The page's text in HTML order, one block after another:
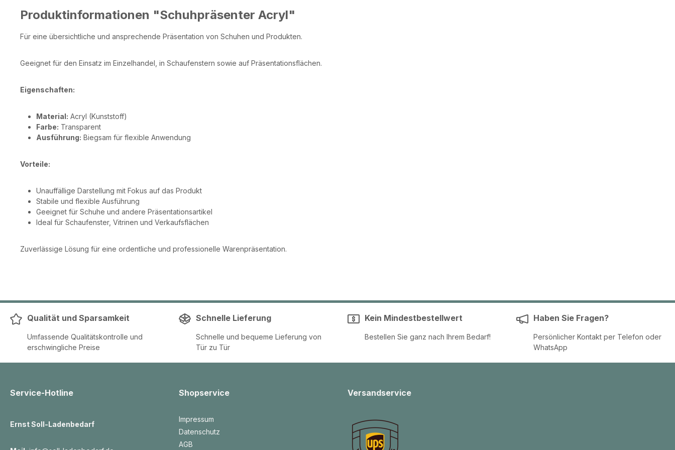
Produktinformationen "Schuhpräsenter Acryl"
Für eine übersichtliche und ansprechende Präsentation von Schuhen und Produkten.
Geeignet für den Einsatz im Einzelhandel, in Schaufenstern sowie auf Präsentationsflächen.
Eigenschaften:
Material: Acryl (Kunststoff)
Farbe: Transparent
Ausführung: Biegsam für flexible Anwendung
Vorteile:
Unauffällige Darstellung mit Fokus auf das Produkt
Stabile und flexible Ausführung
Geeignet für Schuhe und andere Präsentationsartikel
Ideal für Schaufenster, Vitrinen und Verkaufsflächen
Zuverlässige Lösung für eine ordentliche und professionelle Warenpräsentation.
Qualität und Sparsamkeit
Umfassende Qualitätskontrolle und
erschwingliche Preise
Schnelle Lieferung
Schnelle und bequeme Lieferung von
Tür zu Tür
Kein Mindestbestellwert
Bestellen Sie ganz nach Ihrem Bedarf!
Haben Sie Fragen?
Persönlicher Kontakt per Telefon oder
WhatsApp
Service-Hotline
Ernst Soll-Ladenbedarf
Shopservice
Impressum
Datenschutz
AGB
Versandservice